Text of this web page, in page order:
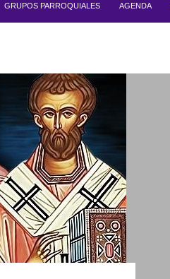
GRUPOS PARROQUIALES AGENDA